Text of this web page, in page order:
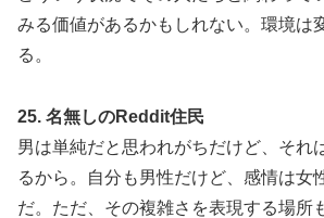
みる価値があるかもしれない。環境は
る。
25. 名無しのReddit住民
男は単純だと思われがちだけど、それ
るから。自分も男性だけど、感情は女
だ。ただ、その複雑さを表現する場所